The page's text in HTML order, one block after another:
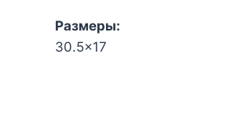
Размеры:
30.5x17